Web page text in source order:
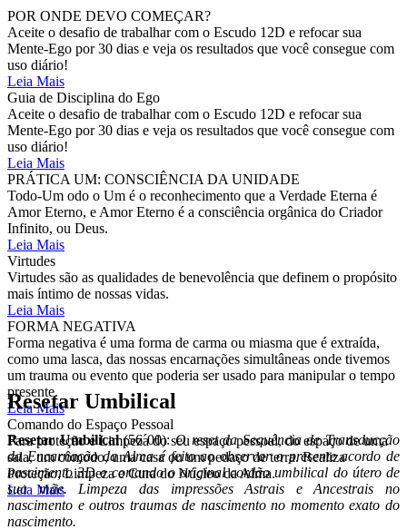
POR ONDE DEVO COMEÇAR?
Aceite o desafio de trabalhar com o Escudo 12D e refocar sua
Mente-Ego por 30 dias e veja os resultados que você consegue com
uso diário!
Leia Mais
Guia de Disciplina do Ego
Aceite o desafio de trabalhar com o Escudo 12D e refocar sua
Mente-Ego por 30 dias e veja os resultados que você consegue com
uso diário!
Leia Mais
PRÁTICA UM: CONSCIÊNCIA DA UNIDADE
Todo-Um odo o Um é o reconhecimento que a Verdade Eterna é
Amor Eterno, e Amor Eterno é a consciência orgânica do Criador
Infinito, ou Deus.
Leia Mais
Virtudes
Virtudes são as qualidades de benevolência que definem o propósito
mais íntimo de nossas vidas.
Leia Mais
FORMA NEGATIVA
Forma negativa é uma forma de carma ou miasma que é extraída,
como uma lasca, das nossas encarnações simultâneas onde tivemos
um trauma ou evento que poderia ser usado para manipular o tempo
presente.
Leia Mais
Comando do Espaço Pessoal
Para proteção e Limpeza do seu espaço pessoal, do espaço de uma
sala, um cômodo, uma casa ou um pedaço de terra. Realiza
Proteção, Limpeza e Cura do Núcleo da Alma.
Leia Mais
Resetar Umbilical
Resetar Umbilical(56´00):O reset da Sequência de Transducção
da Encarnação da Alma é feito ao observar o presente acordo de
nascimento 3D e cortando o original cordão umbilical do útero de
sua mãe. Limpeza das impressões Astrais e Ancestrais no
nascimento e outros traumas de nascimento no momento exato do
nascimento.